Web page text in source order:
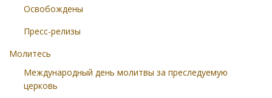
Освобождены
Пресс-релизы
Молитесь
Международный день молитвы за преследуемую
церковь